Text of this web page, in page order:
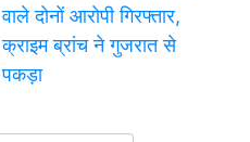
वाले दोनों आरोपी गिरफ्तार,
क्राइम ब्रांच ने गुजरात से
पकड़ा